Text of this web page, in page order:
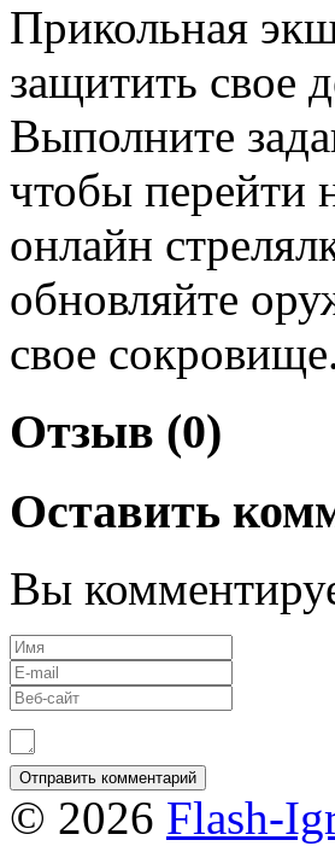
Прикольная
защитить свое
Выполните
чтобы перейти
онлайн
обновляйте
свое
Отзыв (0)
Оставить
Вы
© 2026 Flash-